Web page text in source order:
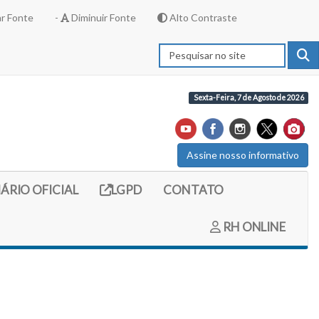
Fonte - Diminuir Fonte Alto Contraste
Sexta-Feira, 7 de Agosto de 2026
Assine nosso informativo
(site do diario oficial do legislativo)
OFICIAL Link externo (site com informações LGPD)
LGPD CONTATO
RH ONLINE